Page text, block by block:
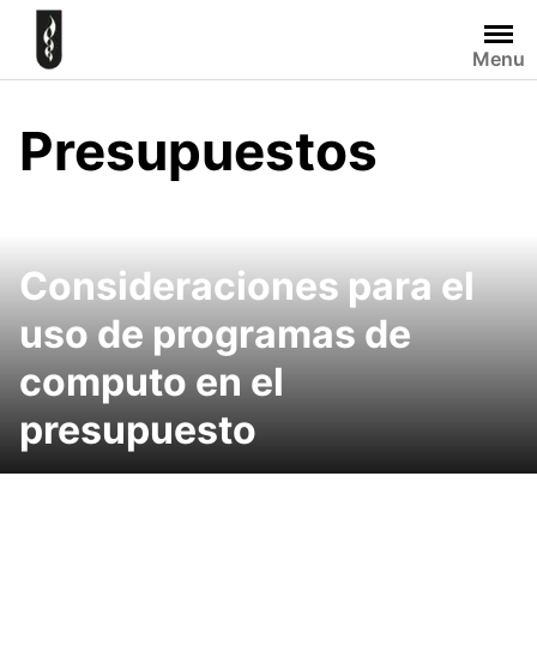
Skip
content
Menu
Presupuestos
Consideraciones para el
uso de programas de
computo en el
presupuesto